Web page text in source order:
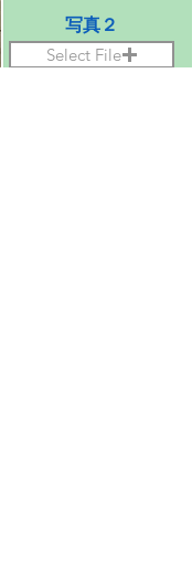
写真２
Select File